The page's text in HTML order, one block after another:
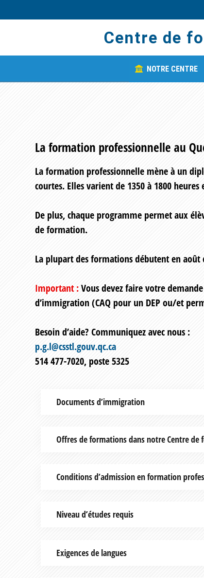
to
to
Centre de
NOTRE CENTRE
La formation professionnelle au
La formation professionnelle mène à un
courtes. Elles varient de 1350 à 1800
De plus, chaque programme permet aux
de formation.
La plupart des formations débutent en août
Important :Vous devez faire votre
d’immigration (CAQ pour un DEP ou/et
Besoin d’aide? Communiquez avec nous :
p.g.l@csstl.gouv.qc.ca
514 477-7020, poste 5325
Documents d’immigration
Offres de formations dans notre Centre
Conditions d’admission en formation
Niveau d’études requis
Exigences de langues